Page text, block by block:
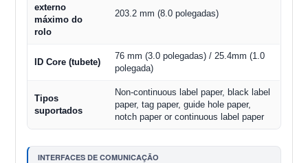
externo
máximo do
rolo
203.2 mm (8.0 polegadas)
ID Core (tubete)
76 mm (3.0 polegadas) / 25.4mm (1.0
polegada)
Tipos
suportados
Non-continuous label paper, black label
paper, tag paper, guide hole paper,
notch paper or continuous label paper
INTERFACES DE COMUNICAÇÃO